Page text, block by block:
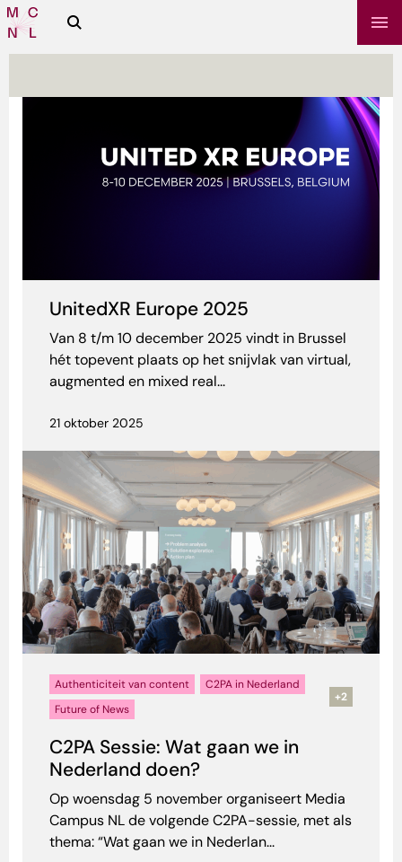
Media
Campus
Zoeken
UnitedXR Europe 2025
Van 8 t/m 10 december 2025 vindt in Brussel
hét topevent plaats op het snijvlak van virtual,
augmented en mixed real...
21 oktober 2025
Authenticiteit van content
C2PA in Nederland
Future of News
+2
C2PA Sessie: Wat gaan we in
Nederland doen?
Op woensdag 5 november organiseert Media
Campus NL de volgende C2PA-sessie, met als
thema: “Wat gaan we in Nederlan...